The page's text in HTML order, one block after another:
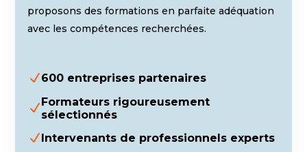
proposons des formations en parfaite adéquation
avec les compétences recherchées.
N600 entreprises partenaires
NFormateurs rigoureusement
sélectionnés
NIntervenants de professionnels experts